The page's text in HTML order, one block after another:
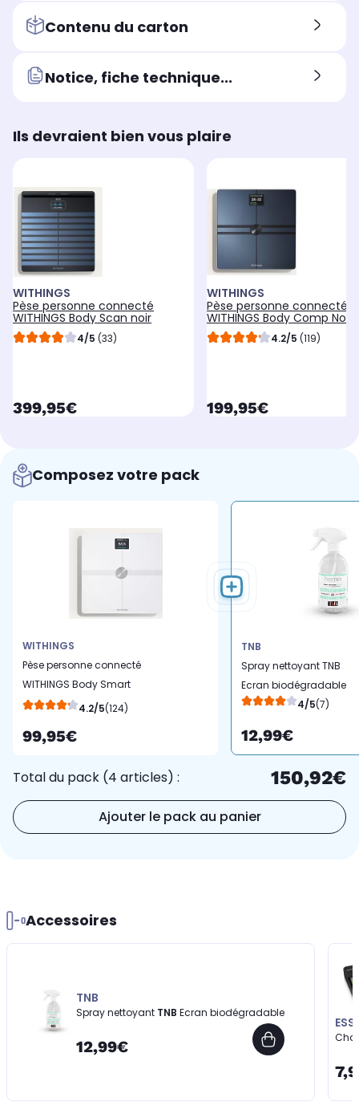
Contenu du carton
Notice, fiche technique...
Ils devraient bien vous plaire
WITHINGS
Pèse personne connecté
WITHINGS Body Scan noir
4/5 (33)
currentPrice
399,95€
WITHINGS
Pèse personne connecté
WITHINGS Body Comp Noir
4.2/5 (119)
currentPrice
199,95€
Composez votre pack
WITHINGS
Pèse personne connecté
WITHINGS Body Smart
Blanc
4.2/5(124)
99,95€
TNB
Spray nettoyant TNB
Ecran biodégradable
4/5(7)
12,99€
Total du pack (4 articles) : 150,92€
Ajouter le pack au panier
Accessoires
TNB
Spray nettoyant TNB Ecran biodégradable
12,99€